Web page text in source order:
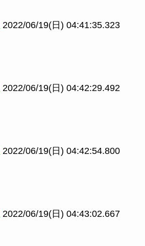
2022/06/19(日) 04:41:35.323
2022/06/19(日) 04:42:29.492
2022/06/19(日) 04:42:54.800
2022/06/19(日) 04:43:02.667